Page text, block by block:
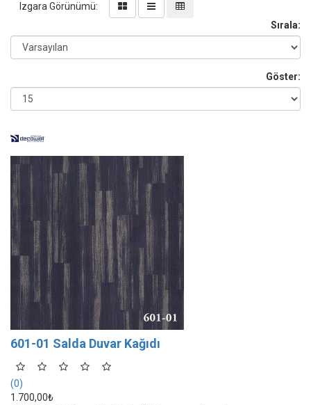
Izgara Görünümü:
Sırala:
Göster:
601-01 Salda Duvar Kağıdı
(0)
1.700,00₺